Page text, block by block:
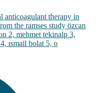
anticoagulant therapy in
the ramses study özcan
2, mehmet tekinalp 3,
ısmail bolat 5, o